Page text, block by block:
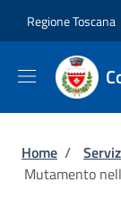
Regione Toscana
Home /
Mutamento